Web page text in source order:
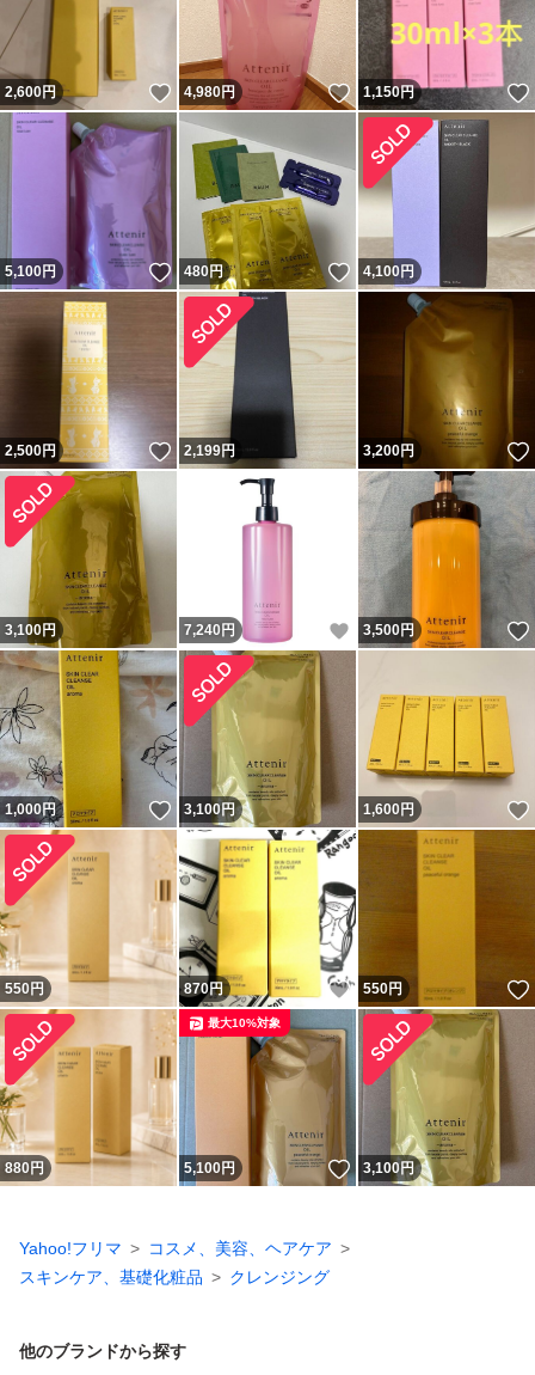
2,600円 いいね！
4,980円 いいね！
1,150円
5,100円 いいね！
480円 いいね！
4,100円
2,500円 いいね！
2,199円 3,200円
3,100円 7,240 円 いいね！
3,500円
1,000円 いいね！
3,100円 1,600円
550円 870円 いいね！
550円
880円 5,100円 いいね！
最大10%対象
3,100円
Yahoo!フリマ
コスメ、美容、ヘアケア
スキンケア、基礎化粧品
クレンジング
他のブランドから探す